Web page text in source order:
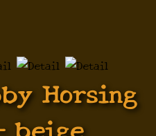
Horsing
beige